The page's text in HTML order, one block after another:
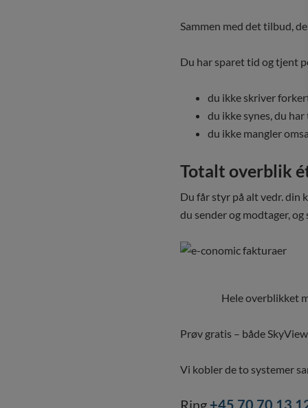
Sammen med det tilbud,
Du har sparet tid og tjent
du ikke skriver
du ikke synes, du
du ikke mangler
Totalt overblik
Du får styr på alt vedr. din
du sender og modtager,
Hele overblikket med
Prøv gratis – både
Vi kobler de to systemer
Ring +45 70 70 13